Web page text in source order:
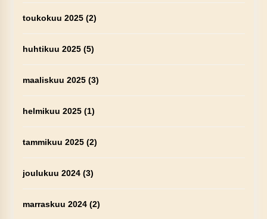
toukokuu 2025(2)
huhtikuu 2025(5)
maaliskuu 2025(3)
helmikuu 2025(1)
tammikuu 2025(2)
joulukuu 2024(3)
marraskuu 2024(2)